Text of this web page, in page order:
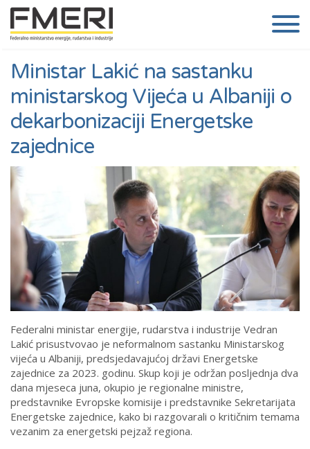
Ministar Lakić na sastanku
ministarskog Vijeća u Albaniji o
dekarbonizaciji Energetske
zajednice
Federalni ministar energije, rudarstva i industrije Vedran
Lakić prisustvovao je neformalnom sastanku Ministarskog
vijeća u Albaniji, predsjedavajućoj državi Energetske
zajednice za 2023. godinu. Skup koji je održan posljednja dva
dana mjeseca juna, okupio je regionalne ministre,
predstavnike Evropske komisije i predstavnike Sekretarijata
Energetske zajednice, kako bi razgovarali o kritičnim temama
vezanim za energetski pejzaž regiona.